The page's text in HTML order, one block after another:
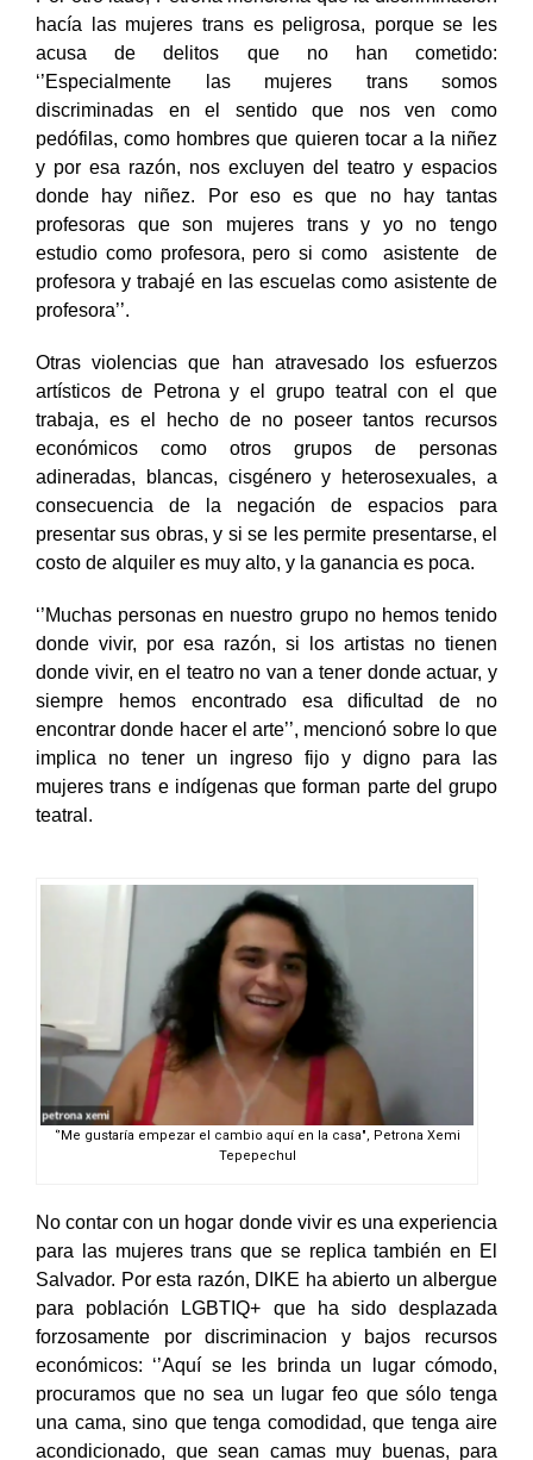
Por otro lado, Petrona menciona que la discriminación
hacía las mujeres trans es peligrosa, porque se les
acusa de delitos que no han cometido:
‘’Especialmente las mujeres trans somos
discriminadas en el sentido que nos ven como
pedófilas, como hombres que quieren tocar a la niñez
y por esa razón, nos excluyen del teatro y espacios
donde hay niñez. Por eso es que no hay tantas
profesoras que son mujeres trans y yo no tengo
estudio como profesora, pero si como asistente de
profesora y trabajé en las escuelas como asistente de
Otras violencias que han atravesado los esfuerzos
artísticos de Petrona y el grupo teatral con el que
trabaja, es el hecho de no poseer tantos recursos
económicos como otros grupos de personas
adineradas, blancas, cisgénero y heterosexuales, a
consecuencia de la negación de espacios para
presentar sus obras, y si se les permite presentarse, el
‘’Muchas personas en nuestro grupo no hemos tenido
donde vivir, por esa razón, si los artistas no tienen
donde vivir, en el teatro no van a tener donde actuar, y
siempre hemos encontrado esa dificultad de no
encontrar donde hacer el arte’’, mencionó sobre lo que
implica no tener un ingreso fijo y digno para las
mujeres trans e indígenas que forman parte del grupo
‘’Me gustaría empezar el cambio aquí en la casa", Petrona Xemi
No contar con un hogar donde vivir es una experiencia
para las mujeres trans que se replica también en El
Salvador. Por esta razón, DIKE ha abierto un albergue
para población LGBTIQ+ que ha sido desplazada
forzosamente por discriminacion y bajos recursos
económicos: ‘’Aquí se les brinda un lugar cómodo,
procuramos que no sea un lugar feo que sólo tenga
una cama, sino que tenga comodidad, que tenga aire